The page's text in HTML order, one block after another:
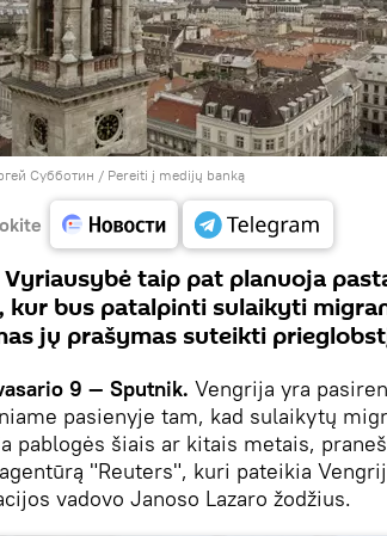
Субботин / Pereiti į medijų banką
taip pat planuoja
kur bus patalpinti sulaikyti
jų prašymas suteikti
9 — Sputnik. Vengrija yra
pasienyje tam, kad sulaikytų
pablogės šiais ar kitais metais,
"Reuters", kuri pateikia
vadovo Janoso Lazaro žodžius.